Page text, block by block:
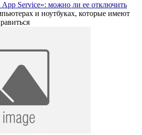
App Service»: можно ли ее отключить
и ноутбуках, которые имеют